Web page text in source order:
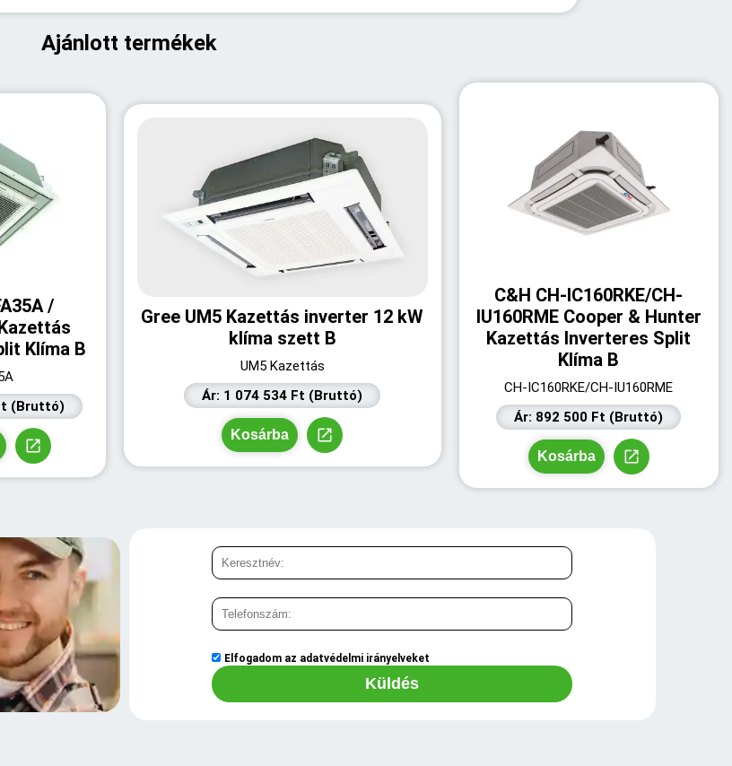
Ajánlott termékek
/
Klíma B
(Bruttó)
Gree UM5 Kazettás inverter 12 kW
klíma szett B
UM5 Kazettás
Ár: 1 074 534 Ft (Bruttó)
Kosárba
C&H CH-IC160RKE/CH-
IU160RME Cooper & Hunter
Kazettás Inverteres Split
Klíma B
CH-IC160RKE/CH-IU160RME
Ár: 892 500 Ft (Bruttó)
Kosárba
Elfogadom az adatvédelmi irányelveket
Küldés